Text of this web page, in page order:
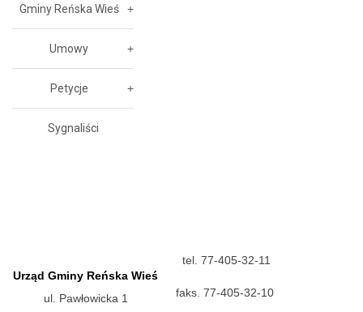
Gminy Reńska Wieś
Umowy
Petycje
Sygnaliści
Urząd Gminy Reńska Wieś
ul. Pawłowicka 1
tel. 77-405-32-11
faks. 77-405-32-10